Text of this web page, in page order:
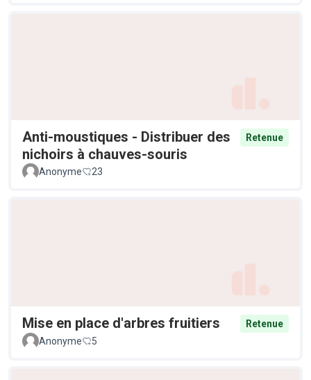
Anti-moustiques - Distribuer des
nichoirs à chauves-souris
Retenue
Anonyme 23
Mise en place d'arbres fruitiers
Retenue
Anonyme
5